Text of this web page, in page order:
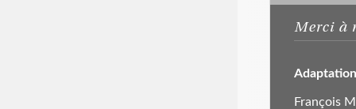
Merci à
François